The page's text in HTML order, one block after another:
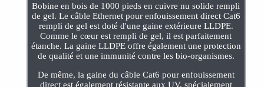
Bobine en bois de 1000 pieds en cuivre nu solide rempli
de gel. Le câble Ethernet pour enfouissement direct Cat6
rempli de gel est doté d'une gaine extérieure LLDPE.
Comme le cœur est rempli de gel, il est parfaitement
étanche. La gaine LLDPE offre également une protection
de qualité et une immunité contre les bio-organismes.
De même, la gaine du câble Cat6 pour enfouissement
direct est également résistante aux UV, spécialement